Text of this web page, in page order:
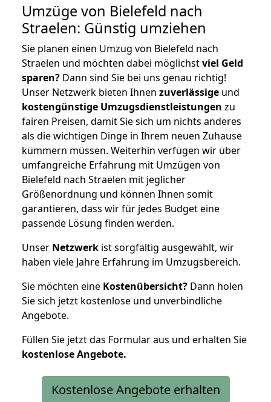
Umzüge von Bielefeld nach
Straelen: Günstig umziehen
Sie planen einen Umzug von Bielefeld nach
Straelen und möchten dabei möglichstviel Geld
sparen? Dann sind Sie bei uns genau richtig!
Unser Netzwerk bieten Ihnen zuverlässige und
kostengünstige Umzugsdienstleistungen zu
fairen Preisen, damit Sie sich um nichts anderes
als die wichtigen Dinge in Ihrem neuen Zuhause
kümmern müssen. Weiterhin verfügen wir über
umfangreiche Erfahrung mit Umzügen von
Bielefeld nach Straelen mit jeglicher
Größenordnung und können Ihnen somit
garantieren, dass wir für jedes Budget eine
passende Lösung finden werden.
Unser Netzwerk ist sorgfältig ausgewählt, wir
haben viele Jahre Erfahrung im Umzugsbereich.
Sie möchten eine Kostenübersicht? Dann holen
Sie sich jetzt kostenlose und unverbindliche
Angebote.
Füllen Sie jetzt das Formular aus und erhalten Sie
kostenloseAngebote.
Kostenlose Angebote erhalten